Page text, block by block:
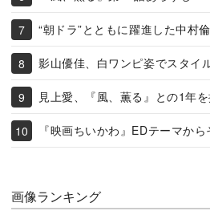
“朝ドラ”とともに躍進した中村
影山優佳、白ワンピ姿でスタイ
見上愛、『風、薫る』との1年
『映画ちいかわ』EDテーマか
画像ランキング